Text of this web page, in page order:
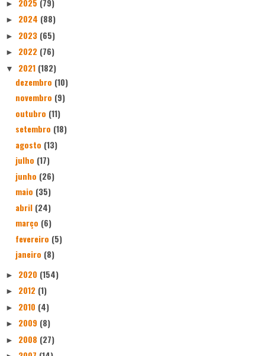
►
► 2024 (88)
► 2023 (65)
► 2022 (76)
▼ 2021 (182)
dezembro (10)
novembro (9)
outubro (11)
setembro (18)
agosto (13)
julho (17)
junho (26)
maio (35)
abril (24)
março (6)
fevereiro (5)
janeiro (8)
► 2020 (154)
► 2012 (1)
► 2010 (4)
► 2009 (8)
► 2008 (27)